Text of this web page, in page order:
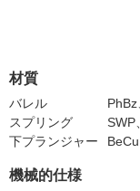
材質
バレル
スプリング
SWP
下プランジャー
機械的仕様